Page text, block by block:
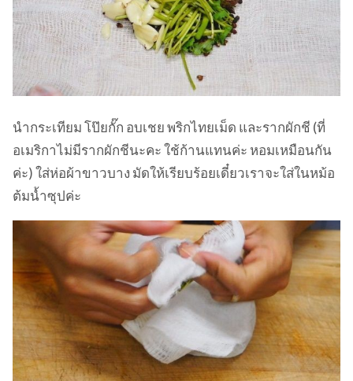
นำกระเทียม โป๊ยกั๊ก อบเชย พริกไทยเม็ด และรากผักชี (ที่
อเมริกาไม่มีรากผักชีนะคะ ใช้ก้านแทนค่ะ หอมเหมือนกัน
ค่ะ) ใส่ห่อผ้าขาวบาง มัดให้เรียบร้อยเดี๋ยวเราจะใส่ในหม้อ
ต้มน้ำซุปค่ะ